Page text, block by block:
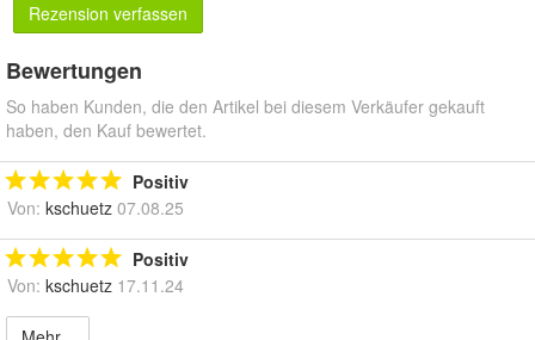
Rezension verfassen
Bewertungen
So haben Kunden, die den Artikel bei diesem Verkäufer gekauft
haben, den Kauf bewertet.
Positiv
Von: kschuetz 07.08.25
Positiv
Von: kschuetz 17.11.24